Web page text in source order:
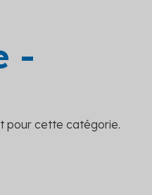
-
pour cette catégorie.